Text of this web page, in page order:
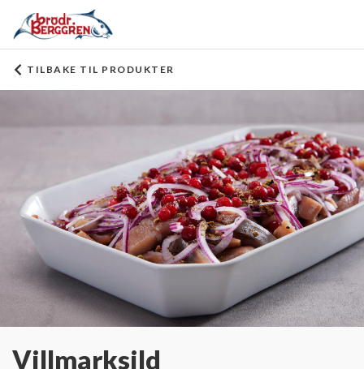
TILBAKE TIL PRODUKTER
Villmarksild